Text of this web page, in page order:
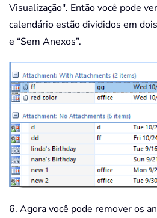
Visualização". Então você pode
calendário estão divididos em
e “Sem Anexos”.
6. Agora você pode remover os